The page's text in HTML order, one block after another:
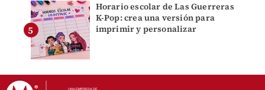
Horario escolar de Las Guerreras
K-Pop: crea una versión para
imprimir y personalizar